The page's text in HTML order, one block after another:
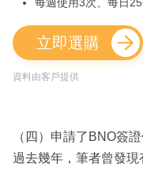
立即選購
資料由客戶提供
（四）申請了BNO簽
過去幾年，筆者曾發現